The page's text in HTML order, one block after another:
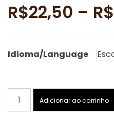
R$22,50 – R$
Idioma/Language
Bad
Bunny
Adicionar ao carrinho